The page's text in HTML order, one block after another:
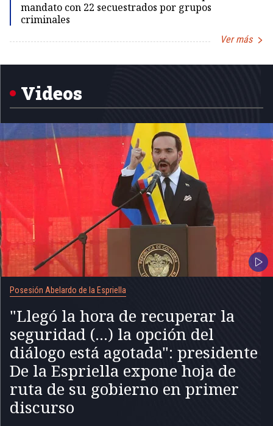
mandato con 22 secuestrados por grupos
criminales
Ver más
Videos
Posesión Abelardo de la Espriella
"Llegó la hora de recuperar la
seguridad (...) la opción del
diálogo está agotada": presidente
De la Espriella expone hoja de
ruta de su gobierno en primer
discurso